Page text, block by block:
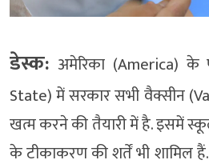
डेस्क: अमेरिका (America) के
State) में सरकार सभी वैक्सीन
खत्म करने की तैयारी में है. इसमें
के टीकाकरण की शर्तें भी शामिल